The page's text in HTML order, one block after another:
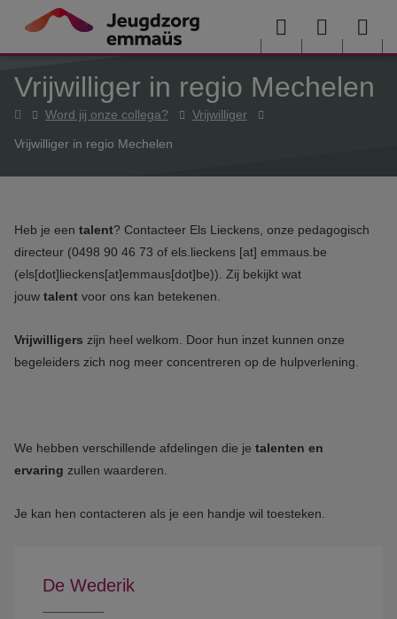
Overslaan en naar de inhoud gaan
Menu User
menu
Vrijwilliger in regio Mechelen
HomeWord jij onze collega? Vrijwilliger
Vrijwilliger in regio Mechelen
Heb je een talent? Contacteer Els Lieckens, onze pedagogisch
directeur (0498 90 46 73 of els.lieckens [at] emmaus.be
(els[dot]lieckens[at]emmaus[dot]be)). Zij bekijkt wat
jouw talent voor ons kan betekenen.
Vrijwilligers zijn heel welkom. Door hun inzet kunnen onze
begeleiders zich nog meer concentreren op de hulpverlening.
We hebben verschillende afdelingen die je talenten en
ervaring zullen waarderen.
Je kan hen contacteren als je een handje wil toesteken.
De Wederik